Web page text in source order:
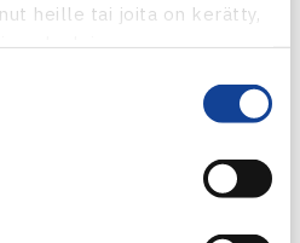
heille tai joita on kerätty,
palvelujaan.